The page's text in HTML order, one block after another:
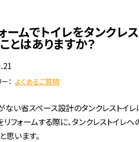
ームでトイレをタンク
とはありますか？
： よくあるご質問
ない省スペース設計のタンクレストイレ
リフォームする際に、タンクレストイレ
思います。